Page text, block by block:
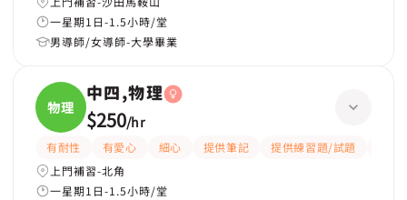
一星期1日-1.5小時/堂
男導師/女導師-大學畢業
物理
中四,物理
$250/hr
有耐性 有愛心 細心 提供筆記 提供練習題/試題
上門補習-北角
一星期1日-1.5小時/堂